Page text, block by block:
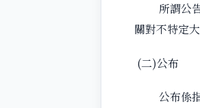
所謂公告
關對不特定
(二)公布
公布係指